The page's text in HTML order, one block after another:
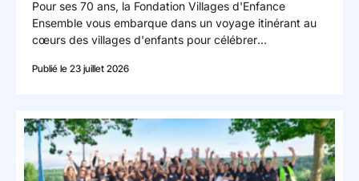
Pour ses 70 ans, la Fondation Villages d'Enfance
Ensemble vous embarque dans un voyage itinérant au
cœurs des villages d'enfants pour célébrer
fondation.
Publié le 23 juillet 2026